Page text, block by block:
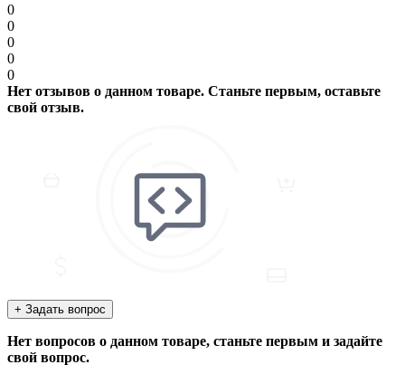
0
0
0
0
0
Нет отзывов о данном товаре. Станьте первым, оставьте
свой отзыв.
+ Задать вопрос
Нет вопросов о данном товаре, станьте первым и задайте
свой вопрос.